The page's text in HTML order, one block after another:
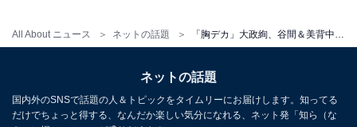
All About ニュース ネットの話題
ネットの話題
国内外のSNSで話題の人＆トピックをタイムリーにお届けします。知ってる
だけでちょっと得する、なんだか楽しい気分になれる、ネット発「知ら（な